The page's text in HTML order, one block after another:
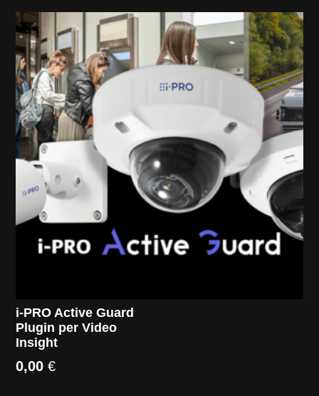
i-PRO Active Guard
Plugin per Video
Insight
0,00€